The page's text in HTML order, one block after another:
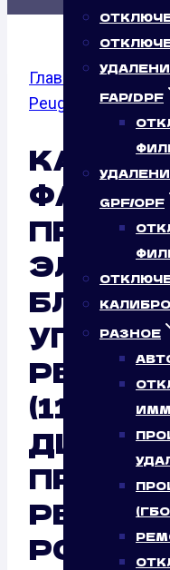
FAP/DPF
GPF/OPF
РАЗНОЕ
Главная /
Peugeot
/301/ 1.6
БЛОКА
(115